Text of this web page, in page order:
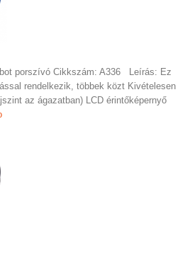
porszívó Cikkszám: A336 Leírás: Ez
rendelkezik, többek közt Kivételesen
az ágazatban) LCD érintőképernyő